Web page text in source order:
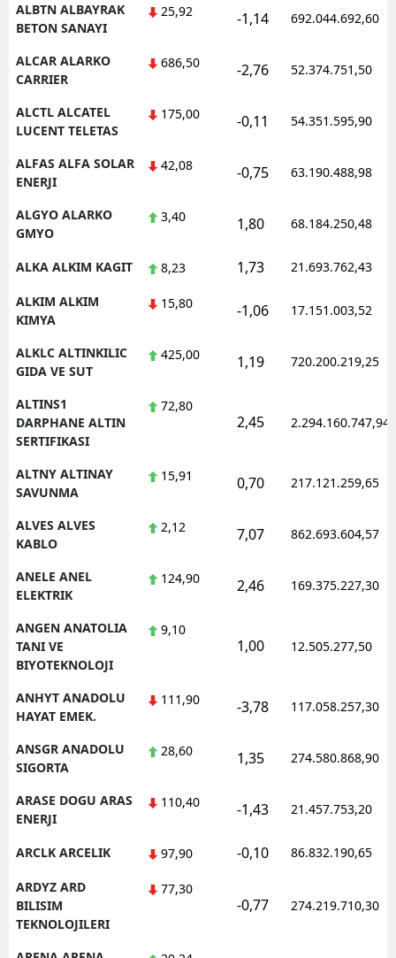
ALBTN ALBAYRAK
BETON SANAYI
25,92 -1,14 692.044.692,60
ALCAR ALARKO
CARRIER
686,50 -2,76 52.374.751,50
ALCTL ALCATEL
LUCENT TELETAS
175,00 -0,11 54.351.595,90
ALFAS ALFA SOLAR
ENERJI
42,08 -0,75 63.190.488,98
ALGYO ALARKO
GMYO
3,40 1,80 68.184.250,48
ALKA ALKIM KAGIT 8,23 1,73 21.693.762,43
ALKIM ALKIM
KIMYA
15,80 -1,06 17.151.003,52
ALKLC ALTINKILIC
GIDA VE SUT
425,00 1,19 720.200.219,25
ALTINS1
DARPHANE ALTIN
SERTIFIKASI
72,80
2,45 2.294.160.747,94
ALTNY ALTINAY
SAVUNMA
15,91 0,70 217.121.259,65
ALVES ALVES
KABLO
2,12 7,07 862.693.604,57
ANELE ANEL
ELEKTRIK
124,90 2,46 169.375.227,30
ANGEN ANATOLIA
TANI VE
BIYOTEKNOLOJI
9,10
1,00 12.505.277,50
ANHYT ANADOLU
HAYAT EMEK.
111,90 -3,78 117.058.257,30
ANSGR ANADOLU
SIGORTA
28,60 1,35 274.580.868,90
ARASE DOGU ARAS
ENERJI
110,40 -1,43 21.457.753,20
ARCLK ARCELIK 97,90 -0,10 86.832.190,65
ARDYZ ARD
BILISIM
TEKNOLOJILERI
77,30
-0,77 274.219.710,30